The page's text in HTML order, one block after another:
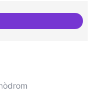
Canòdrom